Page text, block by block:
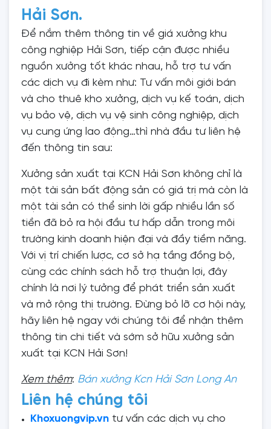
Hải Sơn.
Để nắm thêm thông tin về giá xưởng khu
công nghiệp Hải Sơn, tiếp cận được nhiều
nguồn xưởng tốt khác nhau, hỗ trợ tư vấn
các dịch vụ đi kèm như: Tư vấn môi giới bán
và cho thuê kho xưởng, dịch vụ kế toán, dịch
vụ bảo vệ, dịch vụ vệ sinh công nghiệp, dịch
vụ cung ứng lao động…thì nhà đầu tư liên hệ
đến thông tin sau:
Xưởng sản xuất tại KCN Hải Sơn không chỉ là
một tài sản bất động sản có giá trị mà còn là
một tài sản có thể sinh lời gấp nhiều lần số
tiền đã bỏ ra hội đầu tư hấp dẫn trong môi
trường kinh doanh hiện đại và đầy tiềm năng.
Với vị trí chiến lược, cơ sở hạ tầng đồng bộ,
cùng các chính sách hỗ trợ thuận lợi, đây
chính là nơi lý tưởng để phát triển sản xuất
và mở rộng thị trường. Đừng bỏ lỡ cơ hội này,
hãy liên hệ ngay với chúng tôi để nhận thêm
thông tin chi tiết và sớm sở hữu xưởng sản
xuất tại KCN Hải Sơn!
Xem thêm: Bán xưởng Kcn Hải Sơn Long An
Liên hệ chúng tôi
Khoxuongvip.vn tư vấn các dịch vụ cho